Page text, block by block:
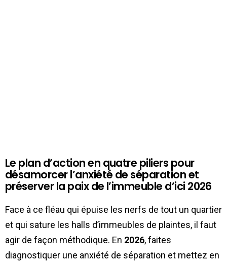
Le plan d’action en quatre piliers pour
désamorcer l’anxiété de séparation et
préserver la paix de l’immeuble d’ici 2026
Face à ce fléau qui épuise les nerfs de tout un quartier
et qui sature les halls d’immeubles de plaintes, il faut
agir de façon méthodique. En 2026, faites
diagnostiquer une anxiété de séparation et mettez en